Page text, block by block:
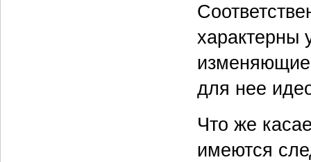
характерны
для нее
Что же
имеются